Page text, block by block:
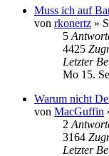
Muss ich auf
von rkonertz »
5
4425
Letzter
Mo 15.
Warum nicht
von MacGuffin
2
3164
Letzter